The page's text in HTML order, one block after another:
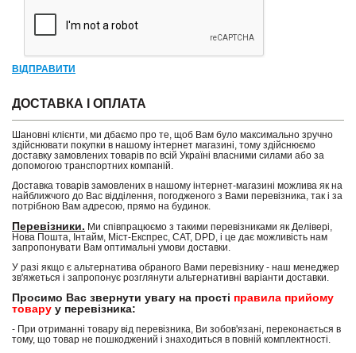
ВІДПРАВИТИ
ДОСТАВКА І ОПЛАТА
Шановні клієнти, ми дбаємо про те, щоб Вам було максимально зручно
здійснювати покупки в нашому інтернет магазині, тому здійснюємо
доставку замовлених товарів по всій Україні власними силами або за
допомогою транспортних компаній.
Доставка товарів замовлених в нашому інтернет-магазині можлива як на
найближчого до Вас відділення, погодженого з Вами перевізника, так і за
потрібною Вам адресою, прямо на будинок.
Перевізники. Ми співпрацюємо з такими перевізниками як Делівері,
Нова Пошта, Інтайм, Міст-Експрес, САТ, DPD, і це дає можливість нам
запропонувати Вам оптимальні умови доставки.
У разі якщо є альтернатива обраного Вами перевізнику - наш менеджер
зв'яжеться і запропонує розглянути альтернативні варіанти доставки.
Просимо Вас звернути увагу на прості правила прийому
товару у перевізника:
- При отриманні товару від перевізника, Ви зобов'язані, переконається в
тому, що товар не пошкоджений і знаходиться в повній комплектності.